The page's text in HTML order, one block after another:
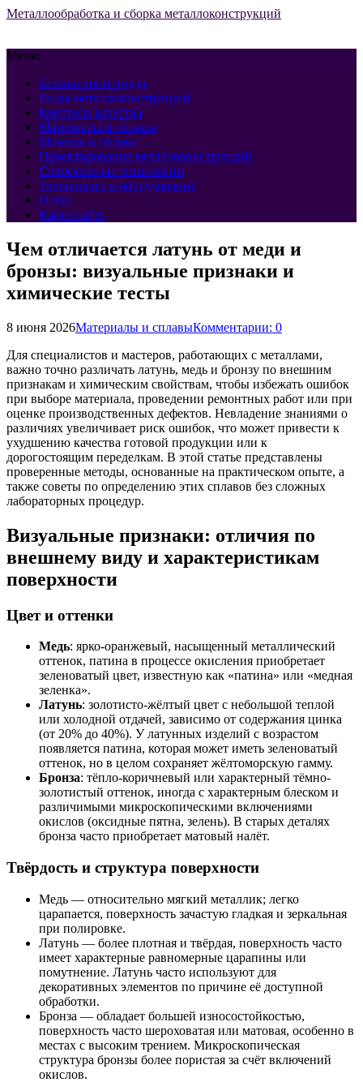
Металлообработка и сборка металлоконструкций
Меню
Безопасность труда
Виды металлоконструкций
Контроль качества
Материалы и сплавы
Монтаж и сборка
Проектирование металлоконструкций
Современные технологии
Технологии и оборудование
О нас
Карта сайта
Чем отличается латунь от меди и
бронзы: визуальные признаки и
химические тесты
8 июня 2026Материалы и сплавыКомментарии: 0
Для специалистов и мастеров, работающих с металлами,
важно точно различать латунь, медь и бронзу по внешним
признакам и химическим свойствам, чтобы избежать ошибок
при выборе материала, проведении ремонтных работ или при
оценке производственных дефектов. Невладение знаниями о
различиях увеличивает риск ошибок, что может привести к
ухудшению качества готовой продукции или к
дорогостоящим переделкам. В этой статье представлены
проверенные методы, основанные на практическом опыте, а
также советы по определению этих сплавов без сложных
лабораторных процедур.
Визуальные признаки: отличия по
внешнему виду и характеристикам
поверхности
Цвет и оттенки
Медь: ярко-оранжевый, насыщенный металлический
оттенок, патина в процессе окисления приобретает
зеленоватый цвет, известную как «патина» или «медная
зеленка».
Латунь: золотисто-жёлтый цвет с небольшой теплой
или холодной отдачей, зависимо от содержания цинка
(от 20% до 40%). У латунных изделий с возрастом
появляется патина, которая может иметь зеленоватый
оттенок, но в целом сохраняет жёлтоморскую гамму.
Бронза: тёпло-коричневый или характерный тёмно-
золотистый оттенок, иногда с характерным блеском и
различимыми микроскопическими включениями
окислов (оксидные пятна, зелень). В старых деталях
бронза часто приобретает матовый налёт.
Твёрдость и структура поверхности
Медь — относительно мягкий металлик; легко
царапается, поверхность зачастую гладкая и зеркальная
при полировке.
Латунь — более плотная и твёрдая, поверхность часто
имеет характерные равномерные царапины или
помутнение. Латунь часто используют для
декоративных элементов по причине её доступной
обработки.
Бронза — обладает большей износостойкостью,
поверхность часто шероховатая или матовая, особенно в
местах с высоким трением. Микроскопическая
структура бронзы более пористая за счёт включений
окислов.